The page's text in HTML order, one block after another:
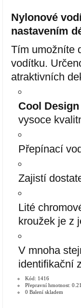
Nylonové
nastavením
Tím umožníte
vodítku.
atraktivních
Cool Design
vysoce
Přepínací
Zajistí
Lité
kroužek je z
V mnoha
identifikační
Kód: 1416
Přepravní hmotnost:
0 Balení skladem